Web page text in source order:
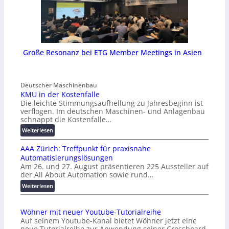
Große Resonanz bei ETG Member Meetings in Asien
Deutscher Maschinenbau
KMU in der Kostenfalle
Die leichte Stimmungsaufhellung zu Jahresbeginn ist
verflogen. Im deutschen Maschinen- und Anlagenbau
schnappt die Kostenfalle…
Weiterlesen:
K
M
U
i
n
d
e
K
o
AAA Zürich: Treffpunkt für praxisnahe
Automatisierungslösungen
Am 26. und 27. August präsentieren 225 Aussteller auf
der All About Automation sowie rund…
Weiterlesen:
A
A
Z
Wöhner mit neuer Youtube-Tutorialreihe
Auf seinem Youtube-Kanal bietet Wöhner jetzt eine